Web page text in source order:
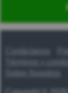
Contáctanos
Términos y